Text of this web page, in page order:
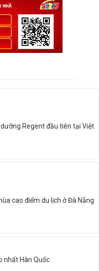
Regent đầu tiên tại Việt
cao điểm du lịch ở Đà Nẵng
nhất Hàn Quốc